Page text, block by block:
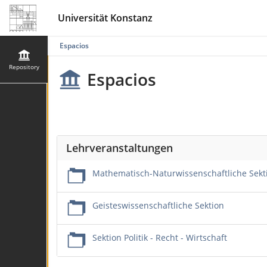
Universität Konstanz
Repository
Espacios
Espacios
Lehrveranstaltungen
Mathematisch-Naturwissenschaftliche
Geisteswissenschaftliche Sektion
Sektion Politik - Recht - Wirtschaft